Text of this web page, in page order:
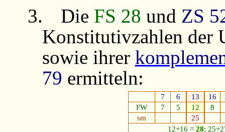
3.
Die FS 28 und ZS
Konstitutivzahlen der
sowie ihrer
79 ermitteln:
7 6 13 16
FW
7 5 12
8
sm
25
12+16 = 28;